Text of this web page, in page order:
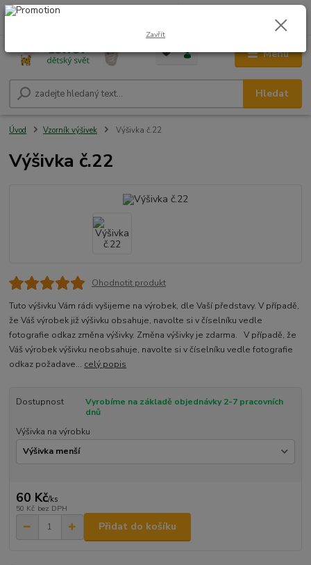
Menu
Hledat
+420 604 278 943 0,00 Kč
Úvod Vzorník výšivek Výšivka č.22
Výšivka č.22
Ohodnotit produkt
Tuto výšivku Vám rádi vyšijeme na výrobek, dle Vaší představy. V případě,
že Váš výrobek již výšivku obsahuje, navolte si v číselníku vedle
fotografie odkaz změna výšivky. Změna výšivky je zdarma. V případě, že
Váš výrobek výšivku neobsahuje, navolte si v číselníku vedle fotografie
odkaz požadave... celý popis
Dostupnost
Vyrobíme na základě objednávky 2-7 pracovních
dnů
Výšivka na výrobku
60 Kč/ks
50 Kč bez DPH
Přidat do košíku
Zavřít